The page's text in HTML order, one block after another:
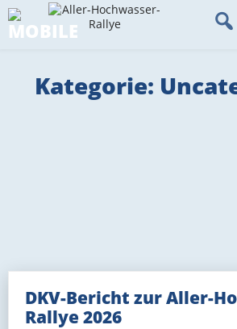
Skip
to
content
Kategorie:
DKV-Bericht zur Aller-
Rallye 2026